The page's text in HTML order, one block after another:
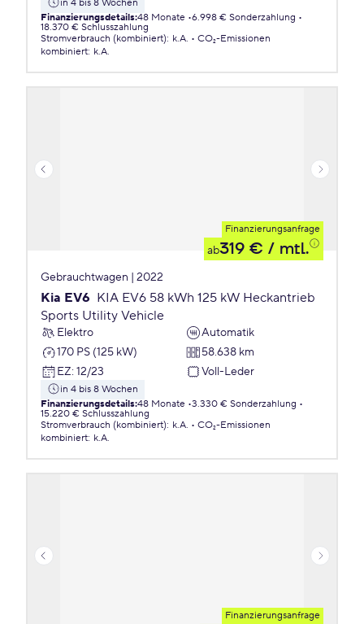
in 4 bis 8 Wochen
Finanzierungsdetails:48 Monate 6.998 € Sonderzahlung
18.370 € Schlusszahlung
Stromverbrauch (kombiniert): k.A.
CO₂-Emissionen
kombiniert: k.A.
Finanzierungsanfrage
ab319 € / mtl.
Gebrauchtwagen | 2022
Kia EV6 KIA EV6 58 kWh 125 kW Heckantrieb
Sports Utility Vehicle
Elektro
Automatik
170 PS (125 kW)
58.638 km
EZ: 12/23 Voll-Leder
in 4 bis 8 Wochen
Finanzierungsdetails:48 Monate 3.330 € Sonderzahlung
15.220 € Schlusszahlung
Stromverbrauch (kombiniert): k.A.
CO₂-Emissionen
kombiniert: k.A.
Finanzierungsanfrage